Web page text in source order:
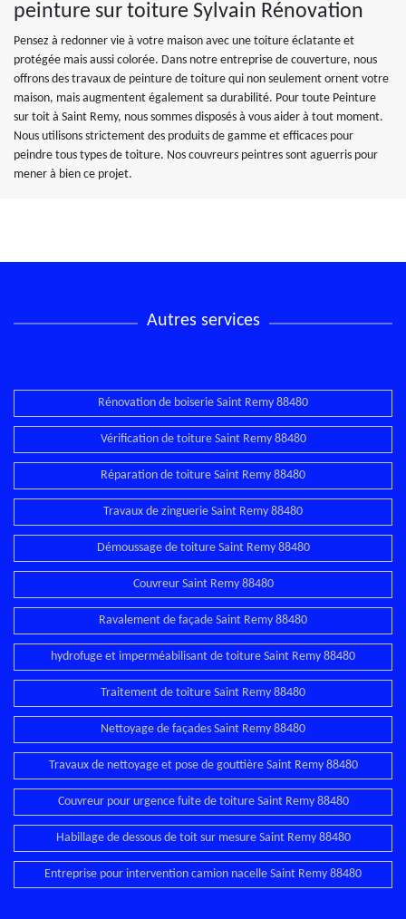
peinture sur toiture Sylvain Rénovation
Pensez à redonner vie à votre maison avec une toiture éclatante et
protégée mais aussi colorée. Dans notre entreprise de couverture, nous
offrons des travaux de peinture de toiture qui non seulement ornent votre
maison, mais augmentent également sa durabilité. Pour toute Peinture
sur toit à Saint Remy, nous sommes disposés à vous aider à tout moment.
Nous utilisons strictement des produits de gamme et efficaces pour
peindre tous types de toiture. Nos couvreurs peintres sont aguerris pour
mener à bien ce projet.
Autres services
Rénovation de boiserie Saint Remy 88480
Vérification de toiture Saint Remy 88480
Réparation de toiture Saint Remy 88480
Travaux de zinguerie Saint Remy 88480
Démoussage de toiture Saint Remy 88480
Couvreur Saint Remy 88480
Ravalement de façade Saint Remy 88480
hydrofuge et imperméabilisant de toiture Saint Remy 88480
Traitement de toiture Saint Remy 88480
Nettoyage de façades Saint Remy 88480
Travaux de nettoyage et pose de gouttière Saint Remy 88480
Couvreur pour urgence fuite de toiture Saint Remy 88480
Habillage de dessous de toit sur mesure Saint Remy 88480
Entreprise pour intervention camion nacelle Saint Remy 88480